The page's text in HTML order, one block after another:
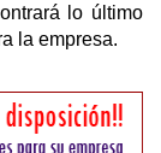
lo último
la empresa.